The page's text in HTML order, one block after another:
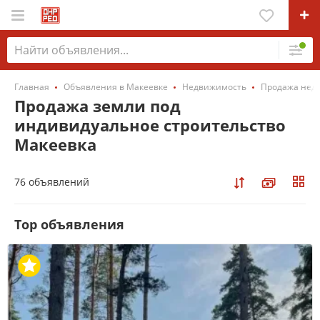
Главная Объявления в Макеевке Недвижимость Продажа
Продажа земли под
индивидуальное строительство
Макеевка
76 объявлений
Top объявления